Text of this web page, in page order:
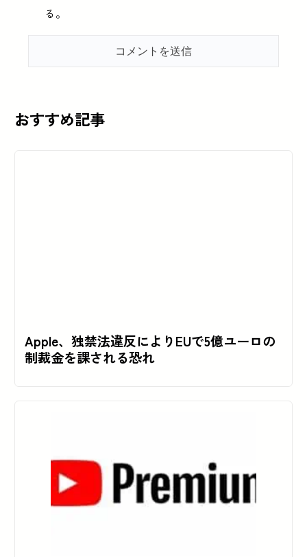
る。
おすすめ記事
Apple、独禁法違反によりEUで5億ユーロの
制裁金を課される恐れ